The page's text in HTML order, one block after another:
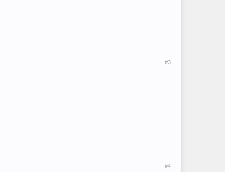
#3
#4